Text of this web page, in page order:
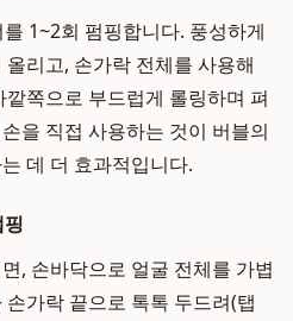
1~2회 펌핑합니다. 풍성하게
리고, 손가락 전체를 사용해
쪽으로 부드럽게 롤링하며 펴
을 직접 사용하는 것이 버블의
데 더 효과적입니다.
, 손바닥으로 얼굴 전체를 가볍
가락 끝으로 톡톡 두드려(탭